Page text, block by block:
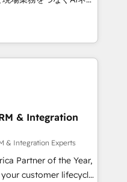
marketing, and
Integrations: Layer
coaching. Buying
a stale portal?
、HubSpot Eliteの実装
100inc は何
基盤に、AIエージェン
務（マーケティング・営
部・グループ会社・部
に再構築します。意
走します。 1️⃣
ータの一元化から、
全Hub統合運用、デー
統合に対応します。
& Integration
& Integration Experts
Partner of the Year,
customer lifecycle